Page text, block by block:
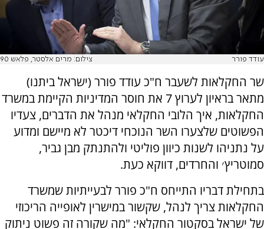
עודד פורר צילום: מרים אלסטר, פלאש 90
שר החקלאות לשעבר ח"כ עודד פורר (ישראל ביתנו)
מתאר בראיון לערוץ 7 את חוסר המדיניות הקיימת במשרד
החקלאות, איך הלובי החקלאי מנהל את הדברים, צעדיו
הפשוטים שלצערו השר הנוכחי דיכטר לא מיישם ומדוע
על נתניהו לשנות כיוון פוליטי ולהתנתק מבן גביר,
סמוטריץ׳ והחרדים, דווקא כעת.
בתחילת דבריו התייחס ח"כ פורר לבעייתיות שמשרד
החקלאות צריך לנהל, שקשור במישרין לאופייה הריכוזי
של ישראל בסקטור החקלאי: "מה שקורה זה פשוט ניתוק